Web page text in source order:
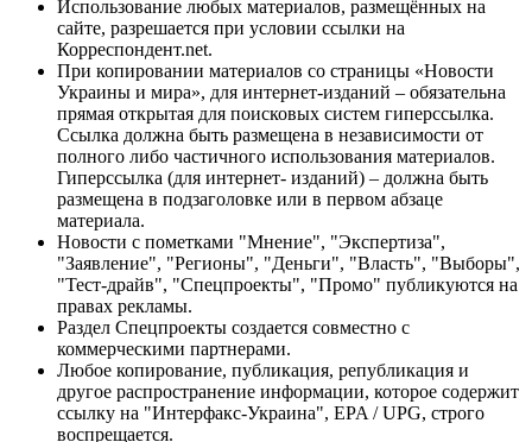
Использование любых материалов, размещённых на
сайте, разрешается при условии ссылки на
Корреспондент.net.
При копировании материалов со страницы «Новости
Украины и мира», для интернет-изданий – обязательна
прямая открытая для поисковых систем гиперссылка.
Ссылка должна быть размещена в независимости от
полного либо частичного использования материалов.
Гиперссылка (для интернет- изданий) – должна быть
размещена в подзаголовке или в первом абзаце
материала.
Новости с пометками "Мнение", "Экспертиза",
"Заявление", "Регионы", "Деньги", "Власть", "Выборы",
"Тест-драйв", "Спецпроекты", "Промо" публикуются на
правах рекламы.
Раздел Спецпроекты создается совместно с
коммерческими партнерами.
Любое копирование, публикация, републикация и
другое распространение информации, которое содержит
ссылку на "Интерфакс-Украина", EPA / UPG, строго
воспрещается.